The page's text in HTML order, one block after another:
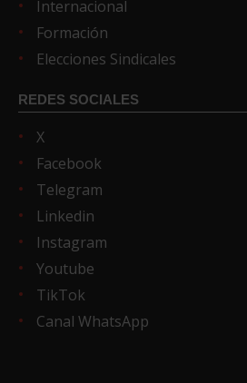
Internacional
Formación
Elecciones Sindicales
REDES SOCIALES
X
Facebook
Telegram
Linkedin
Instagram
Youtube
TikTok
Canal WhatsApp